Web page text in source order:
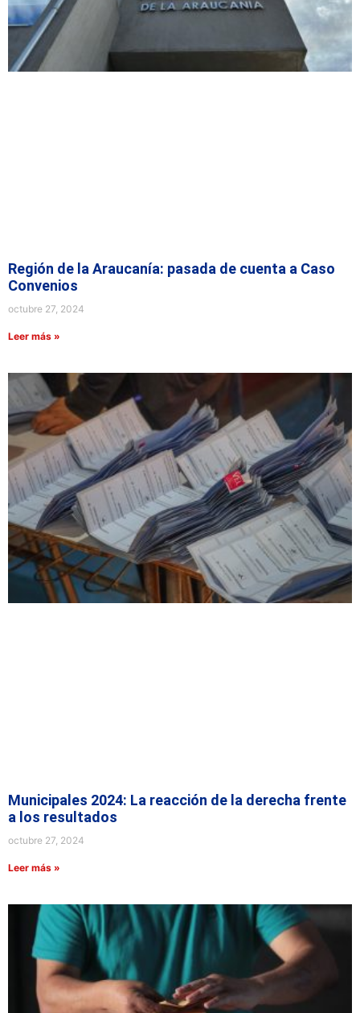
Región de la Araucanía: pasada de cuenta a Caso
Convenios
octubre 27, 2024
Leer más »
Municipales 2024: La reacción de la derecha frente
a los resultados
octubre 27, 2024
Leer más »